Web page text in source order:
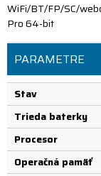
WiFi/BT/FP/SC/
Pro 64-bit
PARAMETRE
Stav
Trieda baterky
Procesor
Operačná pamäť